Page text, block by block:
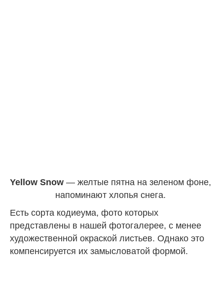
Yellow Snow — желтые пятна на зеленом фоне,
напоминают хлопья снега.
Есть сорта кодиеума, фото которых
представлены в нашей фотогалерее, с менее
художественной окраской листьев. Однако это
компенсируется их замысловатой формой.